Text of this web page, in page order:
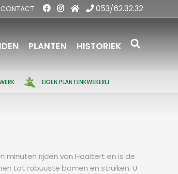
EIGEN PLANTENKWEKERIJ
CONTACT 053/62.32.32
PLANTEN HISTORIEK
minuten rijden van Haaltert en is de
tot robuuste bomen en struiken. U